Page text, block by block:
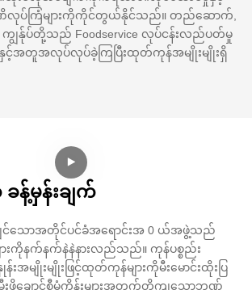
ပ်ကြံများကိုကိုင်တွယ်နိုင်သည်။ တည်ဆောက်,
ျွန်ုပ်တို့သည် Foodservice လုပ်ငန်းလည်ပတ်မှု
နှင့်အတူအလုပ်လုပ်ခဲ့ကြပြီးထုတ်ကုန်အမျိုးမျိုးရှိ
န့်မှန်းချက်
င်သောအတိုင်ပင်ခံအရောင်းအ 0 ယ်အဖွဲ့သည်
ကိုနက်နက်နဲနဲနားလည်သည်။ ကုန်ပစ္စည်း
နှုန်းအမျိုးမျိုးဖြင့်ထုတ်ကုန်များကိုမီးမောင်းထိုးပြ
းဖိုချောင်စီမံကိန်းများအတွက်တိကျသောဘဏ်